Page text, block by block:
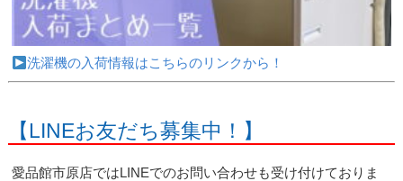
洗濯機の入荷情報はこちらのリンクから！
【LINEお友だち募集中！】
愛品館市原店ではLINEでのお問い合わせも受け付けておりま